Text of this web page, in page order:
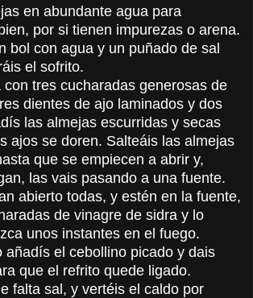
en abundante agua para
por si tienen impurezas o arena.
bol con agua y un puñado de sal
el sofrito.
con tres cucharadas generosas de
dientes de ajo laminados y dos
las almejas escurridas y secas
ajos se doren. Salteáis las almejas
que se empiecen a abrir y,
las vais pasando a una fuente.
abierto todas, y estén en la fuente,
de vinagre de sidra y lo
unos instantes en el fuego.
añadís el cebollino picado y dais
que el refrito quede ligado.
falta sal, y vertéis el caldo por